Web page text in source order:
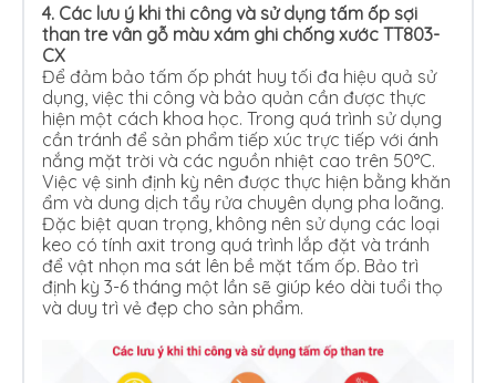
4. Các lưu ý khi thi công và sử dụng tấm ốp sợi
than tre vân gỗ màu xám ghi chống xước TT803-
CX
Để đảm bảo tấm ốp phát huy tối đa hiệu quả sử
dụng, việc thi công và bảo quản cần được thực
hiện một cách khoa học. Trong quá trình sử dụng
cần tránh để sản phẩm tiếp xúc trực tiếp với ánh
nắng mặt trời và các nguồn nhiệt cao trên 50°C.
Việc vệ sinh định kỳ nên được thực hiện bằng khăn
ẩm và dung dịch tẩy rửa chuyên dụng pha loãng.
Đặc biệt quan trọng, không nên sử dụng các loại
keo có tính axit trong quá trình lắp đặt và tránh
để vật nhọn ma sát lên bề mặt tấm ốp. Bảo trì
định kỳ 3-6 tháng một lần sẽ giúp kéo dài tuổi thọ
và duy trì vẻ đẹp cho sản phẩm.